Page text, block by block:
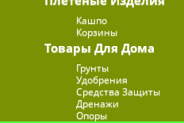
Кашпо
Корзины
Товары Для Дома
Грунты
Удобрения
Средства Защиты
Дренажи
Опоры